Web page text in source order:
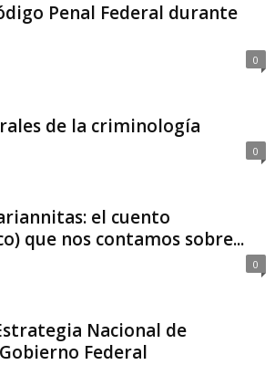
Penal Federal durante
0
de la criminología
0
el cuento
que nos contamos sobre...
0
Nacional de
Federal